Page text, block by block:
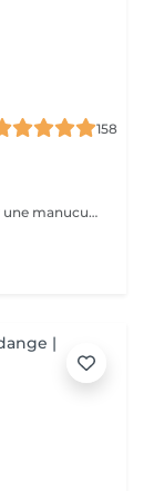
158
Le remplissage consiste à retirer le gel, réaliser une manucure et poser de nouveau du gel. Veuillez noter qu'un supplément de 3 € sera ajouté si vous avez des ongles cassés. Si plus de 4 ongles sont cassés, le tarif d'une pose complète sera appliqué. Le prix étudiant est appliqué aux enfants des clientes habituelles.